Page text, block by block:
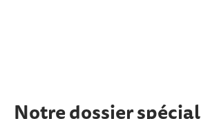
Notre dossier spécial